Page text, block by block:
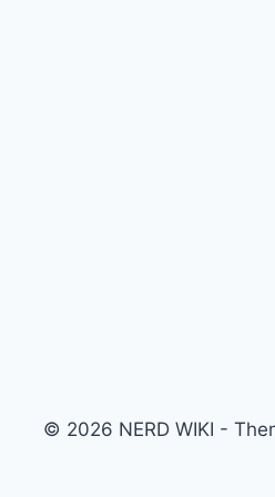
© 2026 NERD WIKI -